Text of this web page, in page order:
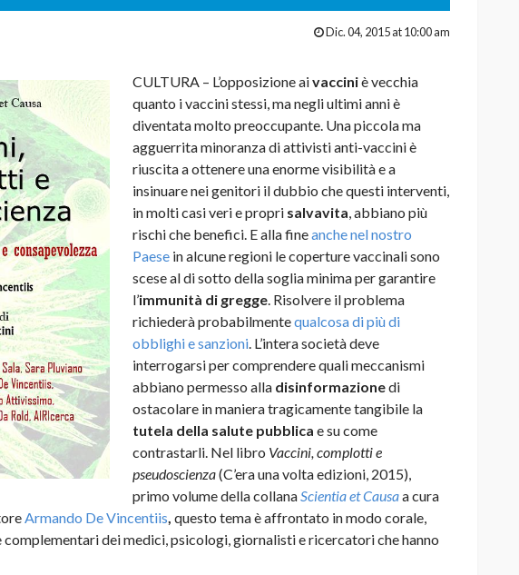
Dic. 04, 2015 at 10:00 am
CULTURA – L’opposizione aivacciniè vecchia
quanto i vaccini stessi, ma negli ultimi anni è
diventata molto preoccupante. Una piccola ma
agguerrita minoranza di attivisti anti-vaccini è
riuscita a ottenere una enorme visibilità e a
insinuare nei genitori il dubbio che questi interventi,
in molti casi veri e propri salvavita, abbiano più
rischi che benefici. E alla fineanche nel nostro
Paese in alcune regioni le coperture vaccinali sono
scese al di sotto della soglia minima per garantire
l’immunità di gregge. Risolvere il problema
richiederà probabilmentequalcosa di più di
obblighi e sanzioni. L’intera società deve
interrogarsi per comprendere quali meccanismi
abbiano permesso alla disinformazionedi
ostacolare in maniera tragicamente tangibile la
tutela della salute pubblica e su come
contrastarli. Nel libro Vaccini, complotti e
pseudoscienza(C’era una volta edizioni, 2015),
primo volume della collanaScientia et Causaa cura
Armando De Vincentiis, questo tema è affrontato in modo corale,
dei medici, psicologi, giornalisti e ricercatori che hanno